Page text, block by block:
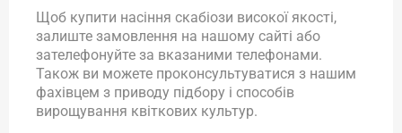
Щоб купити насіння скабіози високої якості,
залиште замовлення на нашому сайті або
зателефонуйте за вказаними телефонами.
Також ви можете проконсультуватися з нашим
фахівцем з приводу підбору і способів
вирощування квіткових культур.